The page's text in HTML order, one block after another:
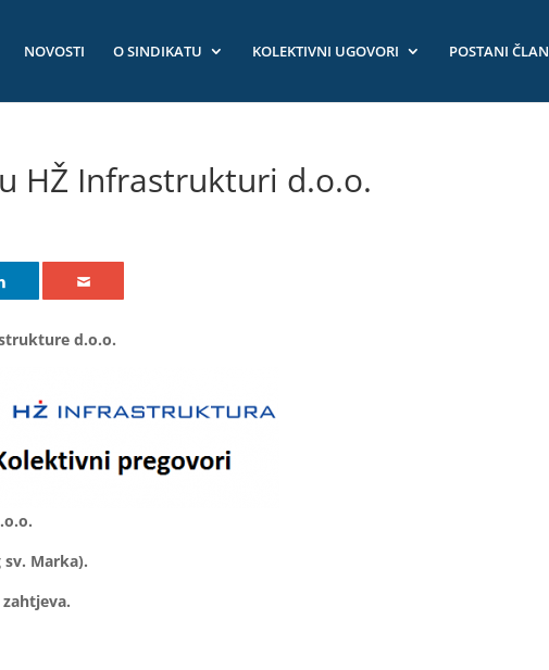
NOVOSTI O SINDIKATU KOLEKTIVNI UGOVORI POSTANI ČLAN
HŽ Infrastrukturi d.o.o.
d.o.o.
sv. Marka).